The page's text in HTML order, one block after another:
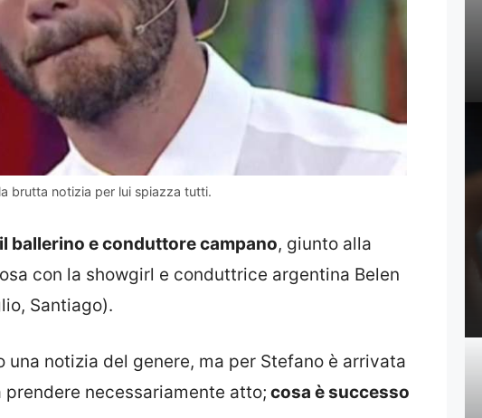
brutta notizia per lui spiazza tutti.
ballerino e conduttore campano, giunto alla
con la showgirl e conduttrice argentina Belen
Santiago).
una notizia del genere, ma per Stefano è arrivata
necessariamente atto; cosa è successo